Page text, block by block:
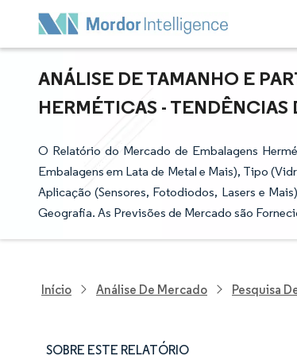
ANÁLISE DE TAMANHO E
HERMÉTICAS -
O Relatório do Mercado de Embalagens
Embalagens em Lata de Metal e Mais), Tipo
Aplicação (Sensores, Fotodiodos, Lasers e
Geografia. As Previsões de Mercado são
Início Análise De Mercado Pesquisa
SOBRE ESTE RELATÓRIO